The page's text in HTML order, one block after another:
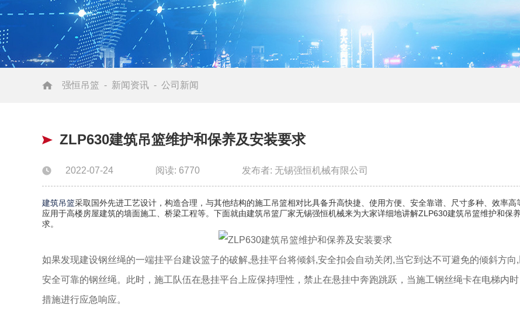
强恒吊篮 - 新闻资讯 - 公司新闻
ZLP630建筑吊篮维护和保养及安装要求
2022-07-24 阅读: 6770 发布者: 无锡强恒机械有限公司
建筑吊篮采取国外先进工艺设计，构造合理，与其他结构的施工吊篮相对比具备升高快捷、使用方便、安全靠谱、尺寸多种、效率高
应用于高楼房屋建筑的墙面施工、桥梁工程等。下面就由建筑吊篮厂家无锡强恒机械来为大家详细地讲解ZLP630建筑吊篮维护和保
求。
如果发现建设钢丝绳的一端挂平台建设篮子的破解,悬挂平台将倾斜,安全扣会自动关闭,当它到达不可避免的倾斜方向
安全可靠的钢丝绳。此时，施工队伍在悬挂平台上应保持理性，禁止在悬挂中奔跑跳跃，当施工钢丝绳卡在电梯内
措施进行应急响应。